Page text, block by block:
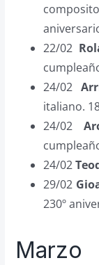
22/02
24/02
italiano.
24/02
24/02
29/02
230º
Marzo